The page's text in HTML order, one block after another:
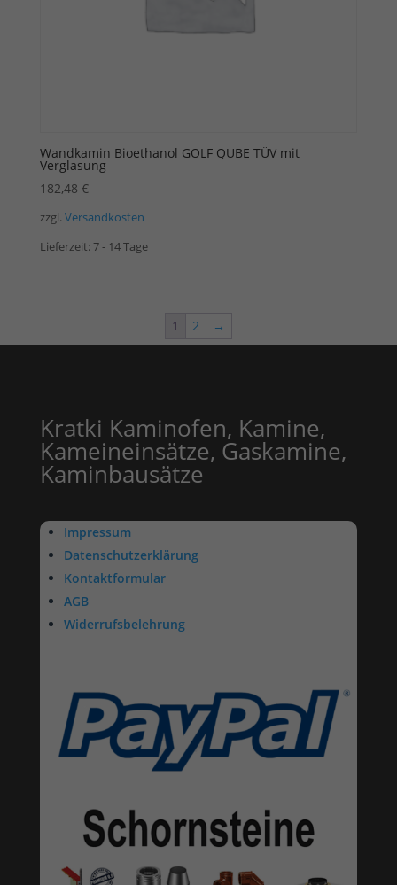
Wandkamin Bioethanol GOLF QUBE TÜV mit
Verglasung
182,48 €
zzgl. Versandkosten
Lieferzeit: 7 - 14 Tage
1 2 →
Kratki Kaminofen, Kamine,
Kameineinsätze, Gaskamine,
Kaminbausätze
Impressum
Datenschutzerklärung
Kontaktformular
AGB
Widerrufsbelehrung